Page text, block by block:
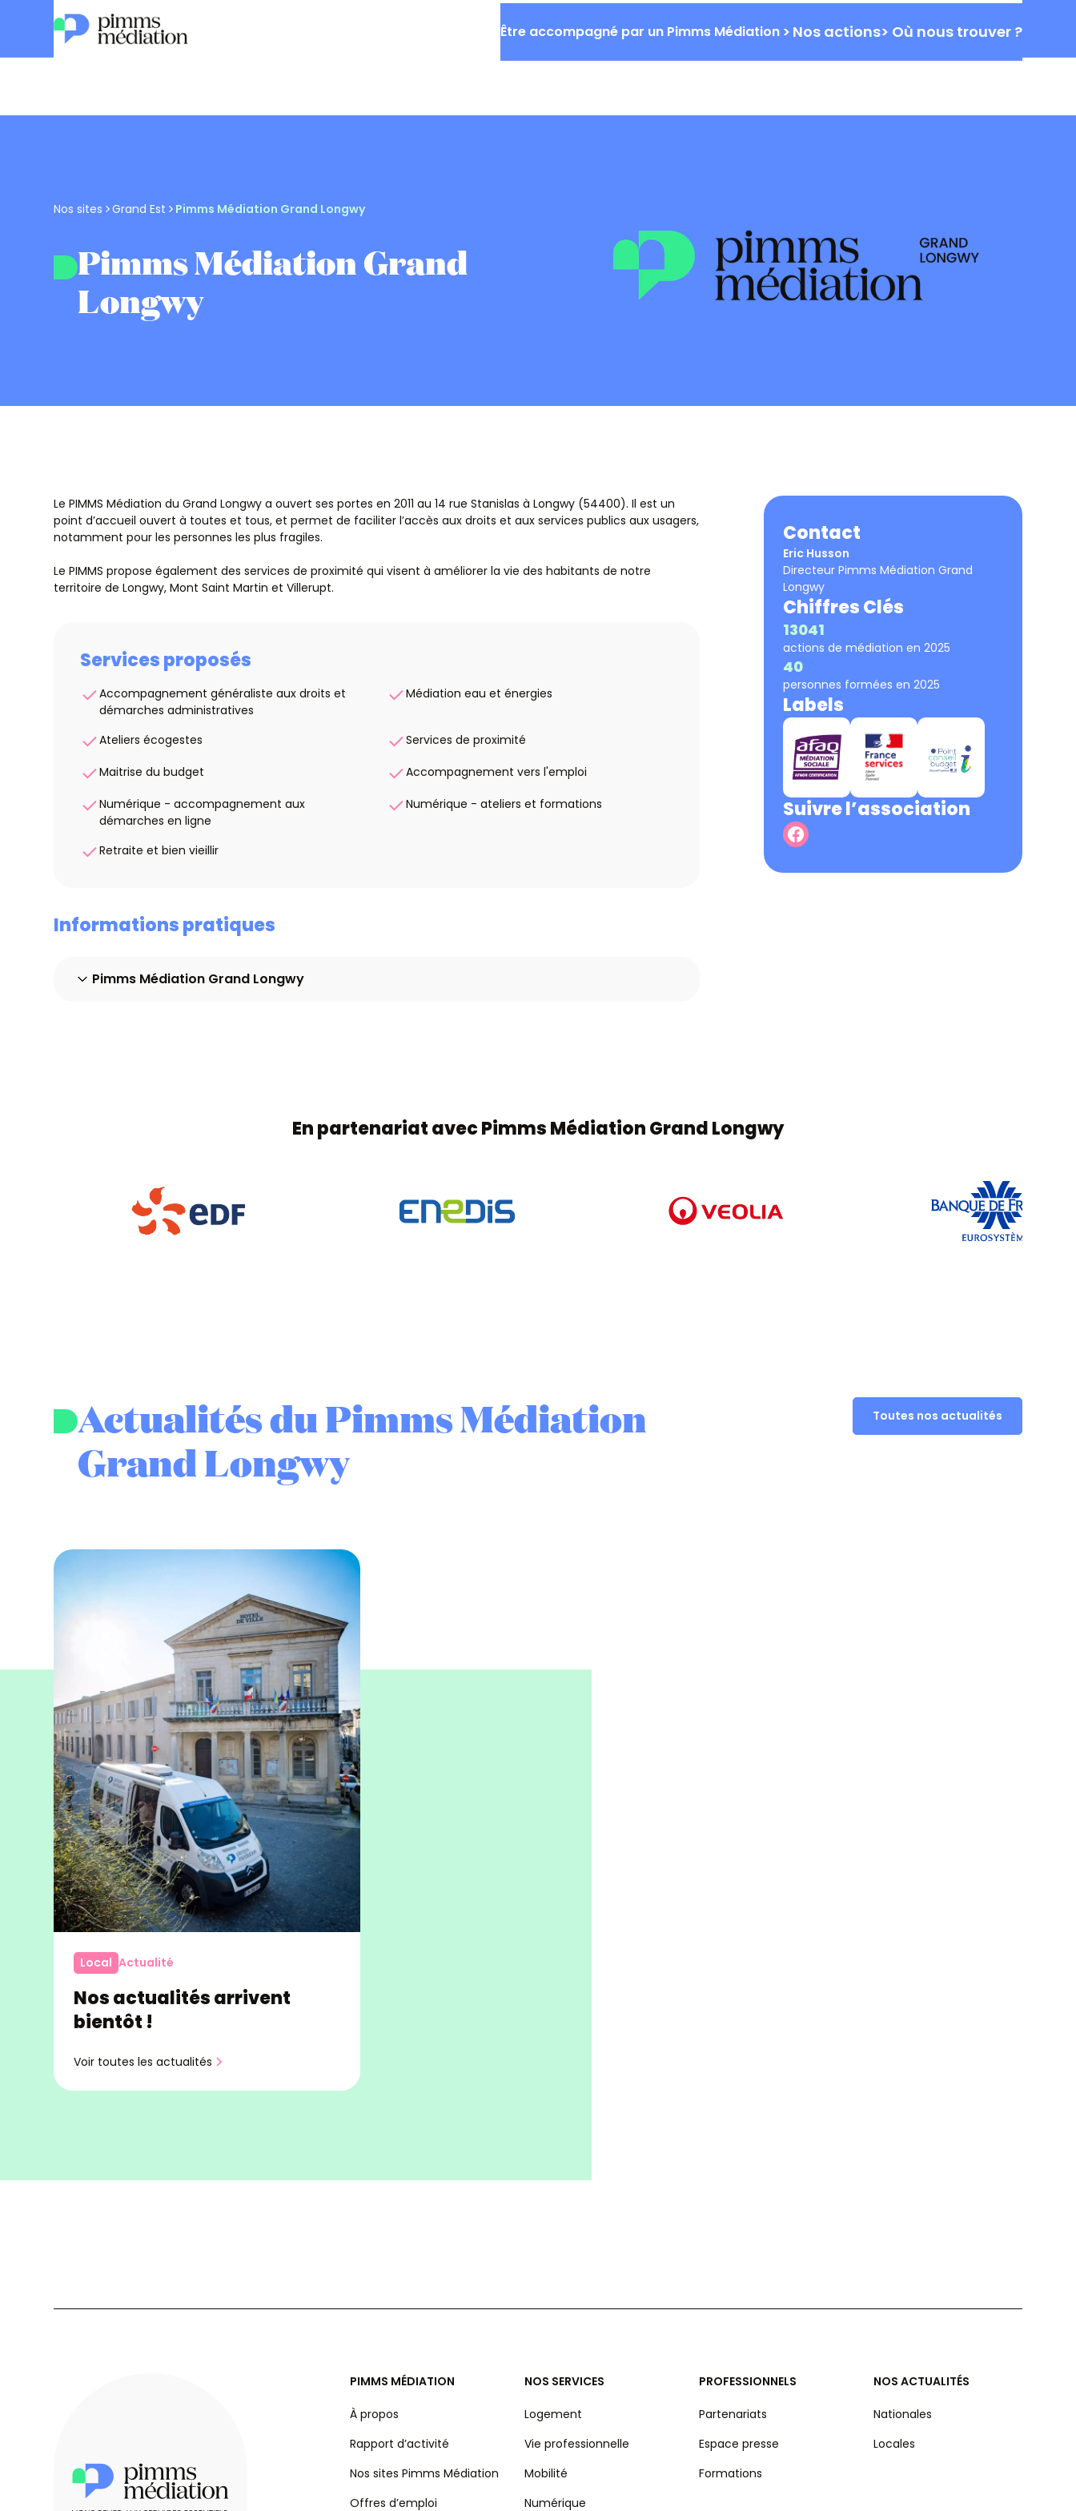
QUI SOMMES-NOUSACTUALITÉSFORMATIONSPARTENAIRES
Être accompagné par un Pimms Médiation > Nos actions> Où nous trouver ?
CONTACT
Nos sites Grand Est Pimms Médiation Grand Longwy
Pimms Médiation Grand
Longwy
Le PIMMS Médiation du Grand Longwy a ouvert ses portes en 2011 au 14 rue Stanislas à Longwy (54400). Il est un
point d’accueil ouvert à toutes et tous, et permet de faciliter l’accès aux droits et aux services publics aux usagers,
notamment pour les personnes les plus fragiles.
Le PIMMS propose également des services de proximité qui visent à améliorer la vie des habitants de notre
territoire de Longwy, Mont Saint Martin et Villerupt.
Services proposés
Accompagnement généraliste aux droits et
démarches administratives
Médiation eau et énergies
Ateliers écogestes
Services de proximité
Maitrise du budget
Accompagnement vers l'emploi
Numérique - accompagnement aux
démarches en ligne
Numérique - ateliers et formations
Retraite et bien vieillir
Informations pratiques
Pimms Médiation Grand Longwy
Contact
Eric Husson
Directeur Pimms Médiation Grand
Longwy
Chiffres Clés
13041
actions de médiation en 2025
40
personnes formées en 2025
Labels
Suivre l’association
En partenariat avec Pimms Médiation Grand Longwy
Actualités du Pimms Médiation
Grand Longwy
Toutes nos actualités
Local Actualité
Nos actualités arrivent
bientôt !
Voir toutes les actualités
PIMMS MÉDIATION
À propos
Rapport d’activité
Nos sites Pimms Médiation
Offres d’emploi
NOS SERVICES
Logement
Vie professionnelle
Mobilité
Numérique
PROFESSIONNELS
Partenariats
Espace presse
Formations
NOS ACTUALITÉS
Nationales
Locales